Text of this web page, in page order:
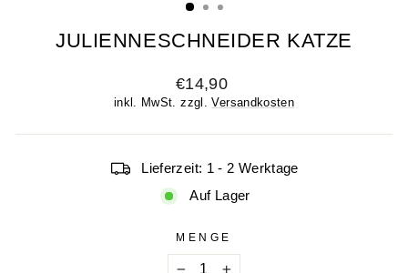
JULIENNESCHNEIDER KATZE
Normaler
Preis
€14,90
inkl. MwSt. zzgl.Versandkosten
Lieferzeit: 1 - 2 Werktage
Auf Lager
MENGE